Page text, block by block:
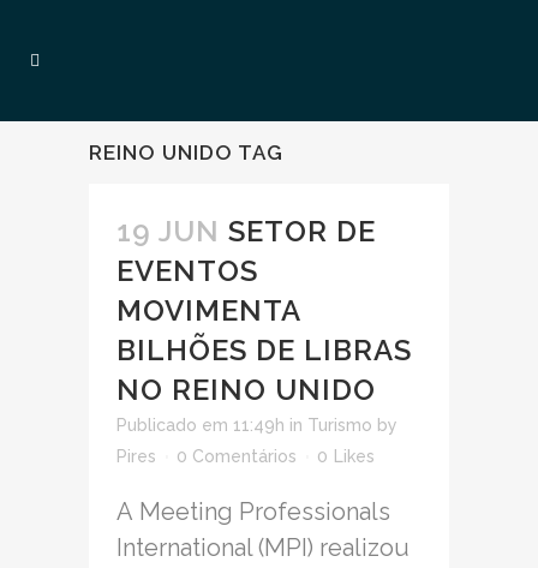
REINO UNIDO TAG
19 JUN SETOR DE
EVENTOS
MOVIMENTA
BILHÕES DE LIBRAS
NO REINO UNIDO
Publicado em 11:49h in Turismo by
Pires
0 Comentários 0 Likes
A Meeting Professionals
International (MPI) realizou